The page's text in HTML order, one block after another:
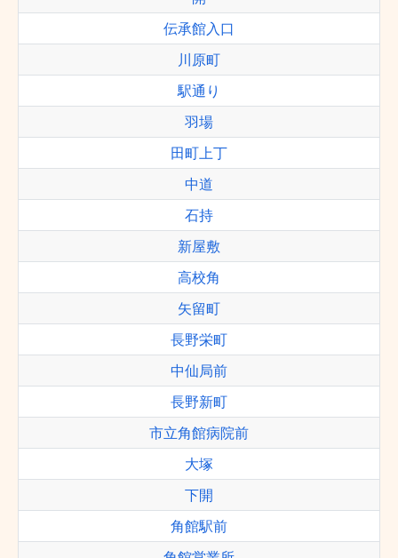
伝承館入口
川原町
駅通り
羽場
田町上丁
中道
石持
新屋敷
高校角
矢留町
長野栄町
中仙局前
長野新町
市立角館病院前
大塚
下開
角館駅前